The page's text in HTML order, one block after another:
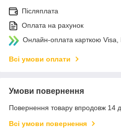
Післяплата
Оплата на рахунок
Онлайн-оплата карткою
Всі умови оплати
Умови повернення
Повернення товару впродовж 14
Всі умови повернення